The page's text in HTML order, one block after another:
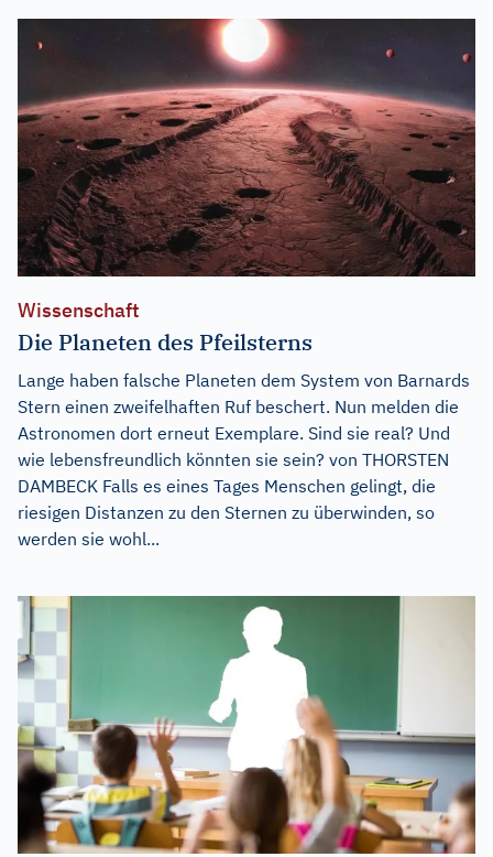
Wissenschaft
Die Planeten des Pfeilsterns
Lange haben falsche Planeten dem System von Barnards
Stern einen zweifelhaften Ruf beschert. Nun melden die
Astronomen dort erneut Exemplare. Sind sie real? Und
wie lebensfreundlich könnten sie sein? von THORSTEN
DAMBECK Falls es eines Tages Menschen gelingt, die
riesigen Distanzen zu den Sternen zu überwinden, so
werden sie wohl...